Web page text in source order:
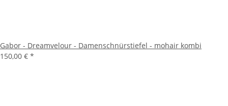
Gabor - Dreamvelour - Damenschnürstiefel - mohair kombi
150,00 € *